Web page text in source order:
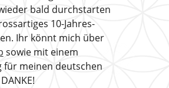
bald durchstarten
10-Jahres-
Ihr könnt mich über
sowie mit einem
für meinen deutschen